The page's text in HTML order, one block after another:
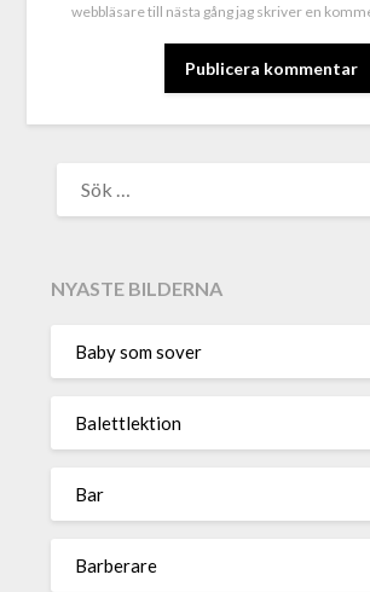
webbläsare till nästa gång jag skriver en
NYASTE BILDERNA
Baby som sover
Balettlektion
Bar
Barberare